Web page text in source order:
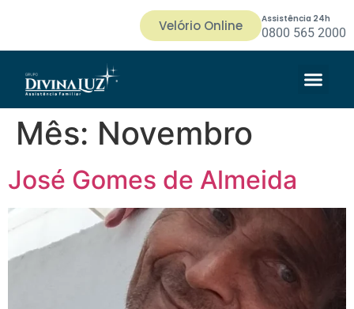
Velório Online Assistência 24h
0800 565 2000
Mês: Novembro
José Gomes de Almeida